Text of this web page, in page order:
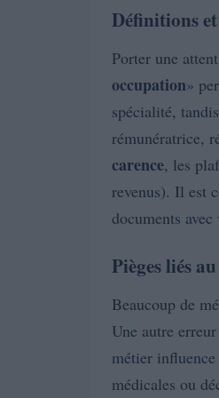
Définitions
Porter une
occupation»
spécialité, tandis
rémunératrice,
carence, les
revenus). Il est
documents
Pièges liés
Beaucoup de
Une autre
métier
médicales ou